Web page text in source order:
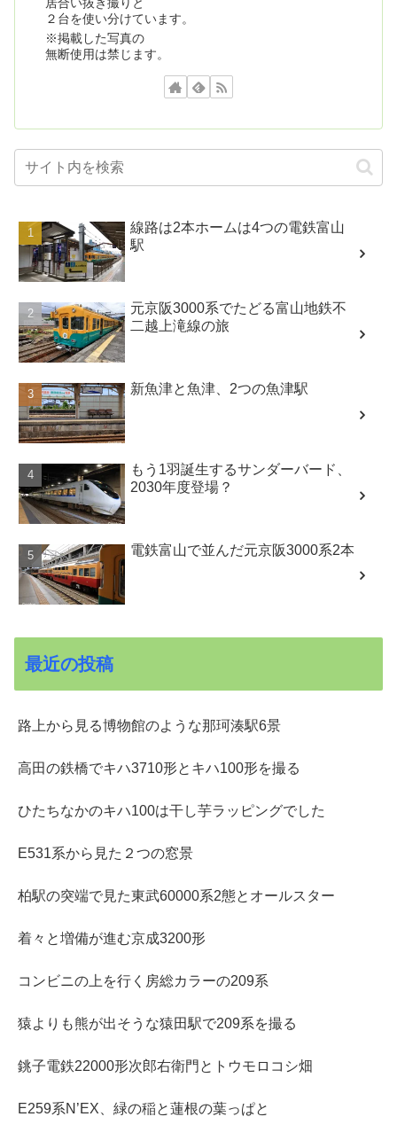
２台を使い分けています。
※掲載した写真の
無断使用は禁じます。
線路は2本ホームは4つの電鉄富山
駅
元京阪3000系でたどる富山地鉄不
二越上滝線の旅
新魚津と魚津、2つの魚津駅
もう1羽誕生するサンダーバード、
2030年度登場？
電鉄富山で並んだ元京阪3000系2本
最近の投稿
路上から見る博物館のような那珂湊駅6景
高田の鉄橋でキハ3710形とキハ100形を撮る
ひたちなかのキハ100は干し芋ラッピングでした
E531系から見た２つの窓景
柏駅の突端で見た東武60000系2態とオールスター
着々と増備が進む京成3200形
コンビニの上を行く房総カラーの209系
猿よりも熊が出そうな猿田駅で209系を撮る
銚子電鉄22000形次郎右衛門とトウモロコシ畑
E259系N’EX、緑の稲と蓮根の葉っぱと